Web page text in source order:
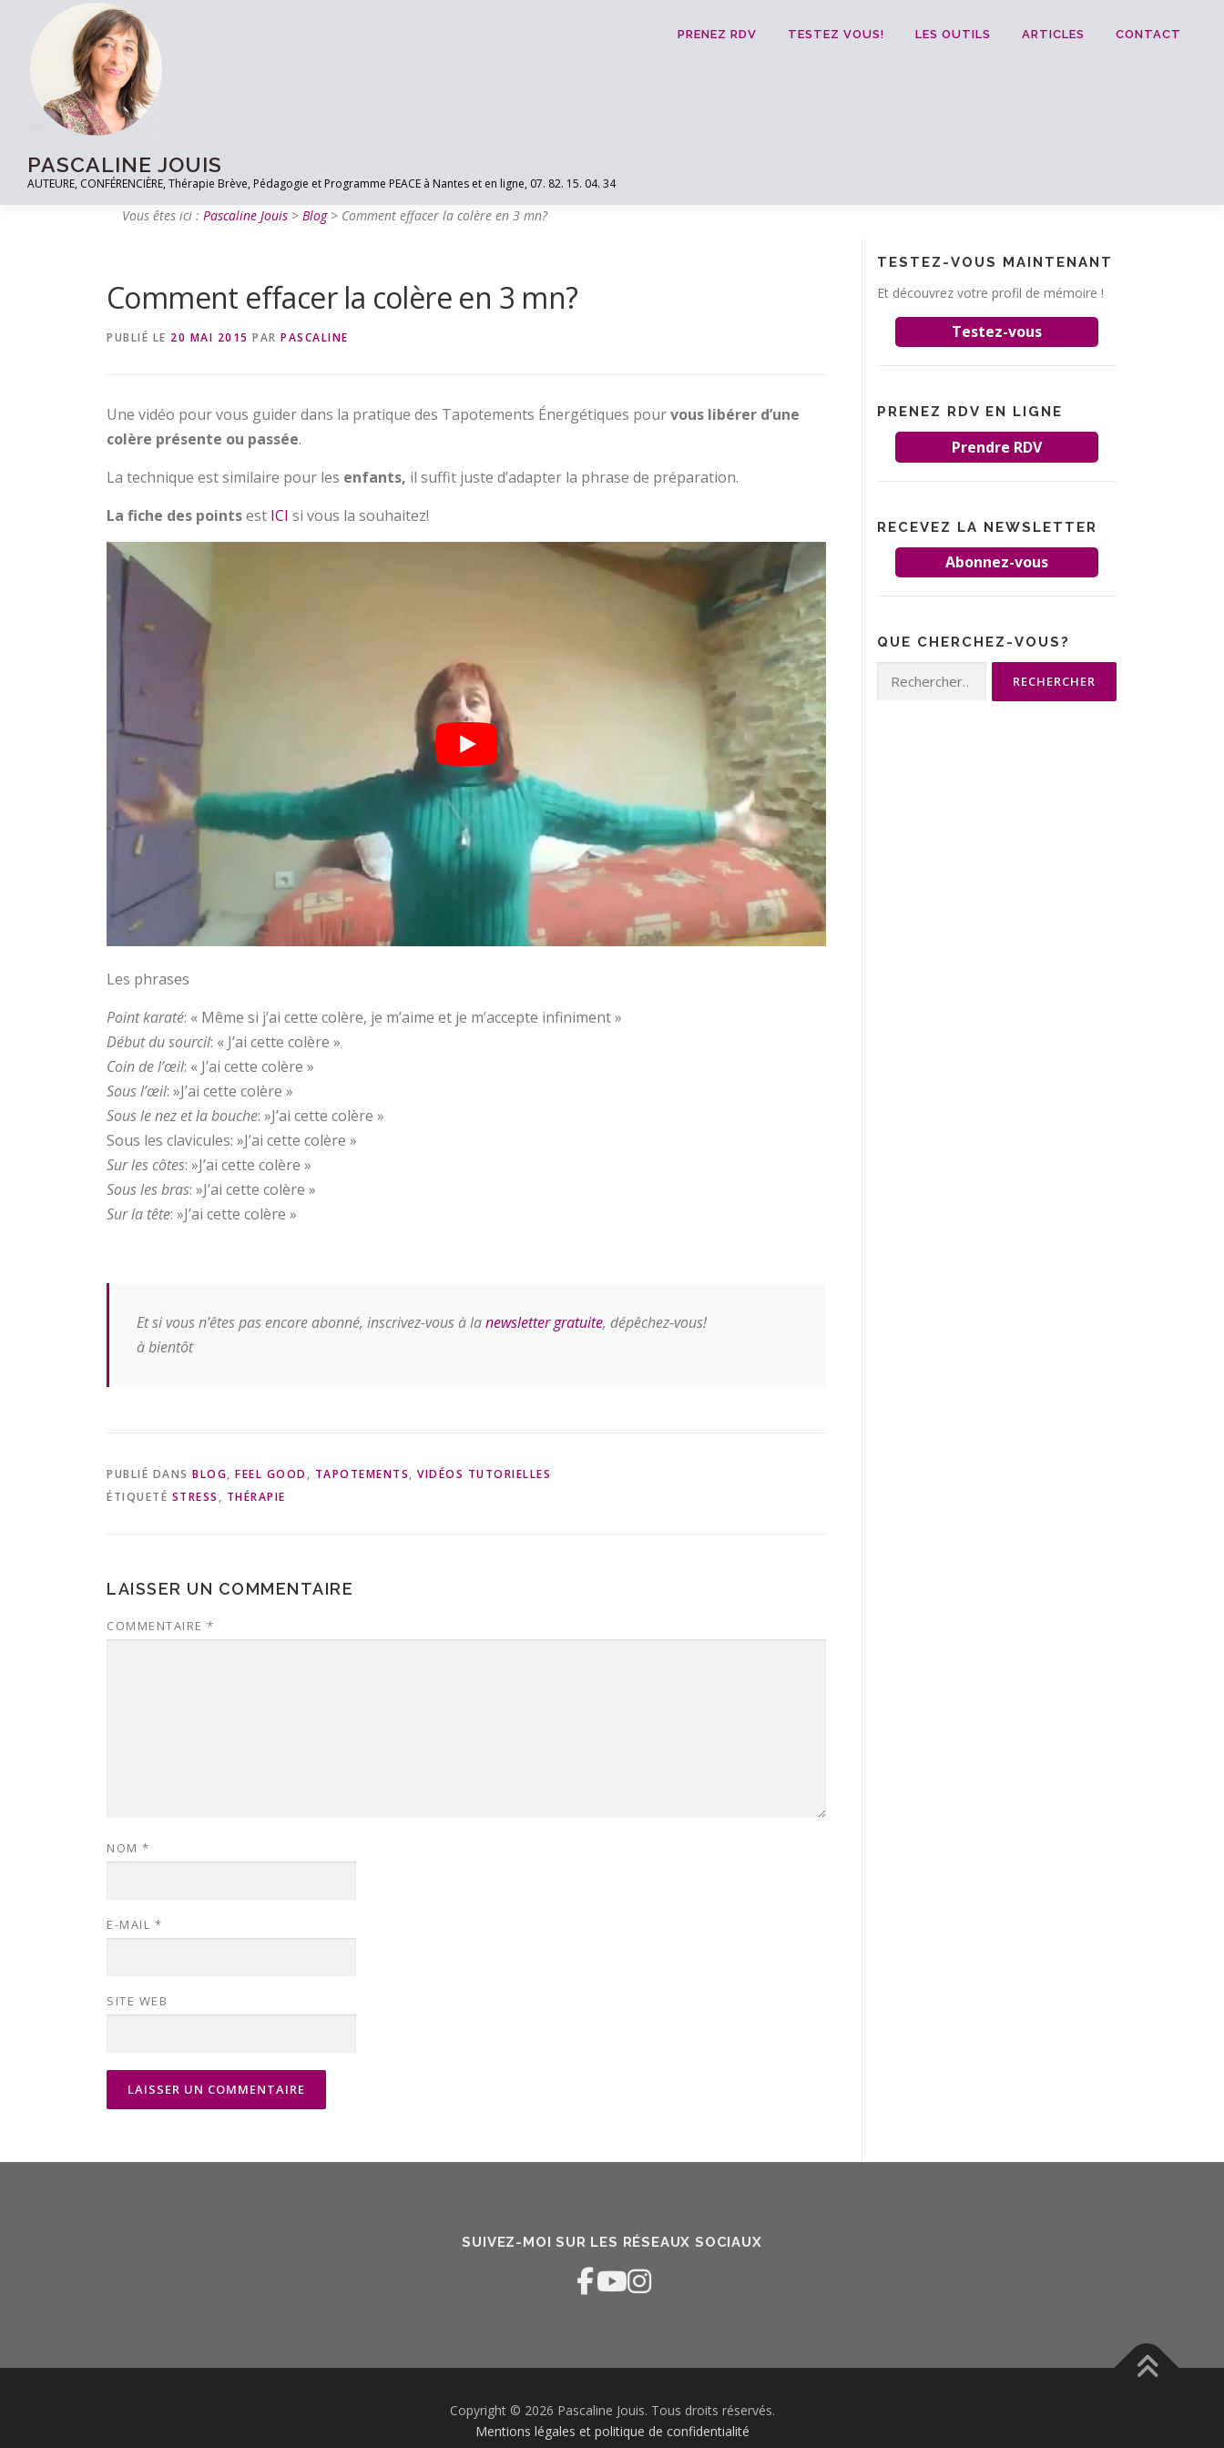
PASCALINE JOUIS
AUTEURE, CONFÉRENCIÈRE, Thérapie Brève, Pédagogie et Programme PEACE à Nantes et en ligne, 07. 82. 15. 04. 34
PRENEZ RDV TESTEZ VOUS! LES OUTILS ARTICLES CONTACT
Vous êtes ici :Pascaline Jouis >Blog> Comment effacer la colère en 3 mn?
Comment effacer la colère en 3 mn?
PUBLIÉ LE 20 MAI 2015 PAR PASCALINE
Une vidéo pour vous guider dans la pratique des Tapotements Énergétiques pourvous libérer d’une
colère présente ou passée.
La technique est similaire pour les enfants, il suffit juste d’adapter la phrase de préparation.
La fiche des pointsest ICI si vous la souhaitez!
Les phrases
Point karaté: « Même si j’ai cette colère, je m’aime et je m’accepte infiniment »
Début du sourcil: « J’ai cette colère »
Coin de l’œil: « J’ai cette colère »
Sous l’œil: »J’ai cette colère »
Sous le nez et la bouche: »J’ai cette colère »
Sous les clavicules: »J’ai cette colère »
Sur les côtes: »J’ai cette colère »
Sous les bras: »J’ai cette colère »
Sur la tête: »J’ai cette colère »
Et si vous n’êtes pas encore abonné, inscrivez-vous à lanewsletter gratuite, dépêchez-vous!
à bientôt
PUBLIÉ DANS BLOG, FEEL GOOD , TAPOTEMENTS, VIDÉOS TUTORIELLES
ÉTIQUETÉ STRESS , THÉRAPIE
LAISSER UN COMMENTAIRE
COMMENTAIRE *
NOM *
E-MAIL *
SITE WEB
TESTEZ-VOUS MAINTENANT
Et découvrez votre profil de mémoire !
Testez-vous
PRENEZ RDV EN LIGNE
Prendre RDV
RECEVEZ LA NEWSLETTER
Abonnez-vous
QUE CHERCHEZ-VOUS?
Rechercher :
SUIVEZ-MOI SUR LES RÉSEAUX SOCIAUX
Copyright © 2026 Pascaline Jouis. Tous droits réservés.
Mentions légales et politique de confidentialité